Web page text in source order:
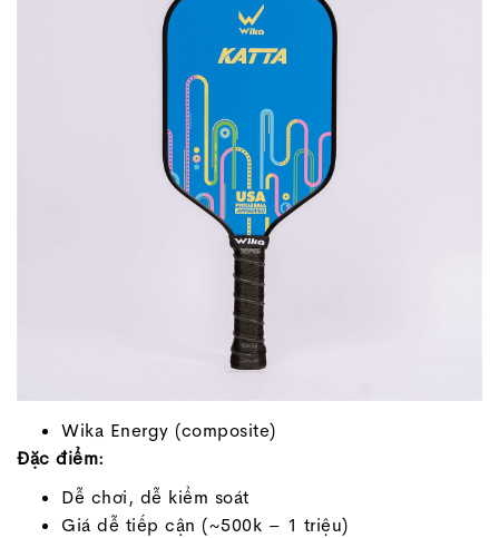
Wika Energy (composite)
Đặc điểm:
Dễ chơi, dễ kiểm soát
Giá dễ tiếp cận (~500k – 1 triệu)